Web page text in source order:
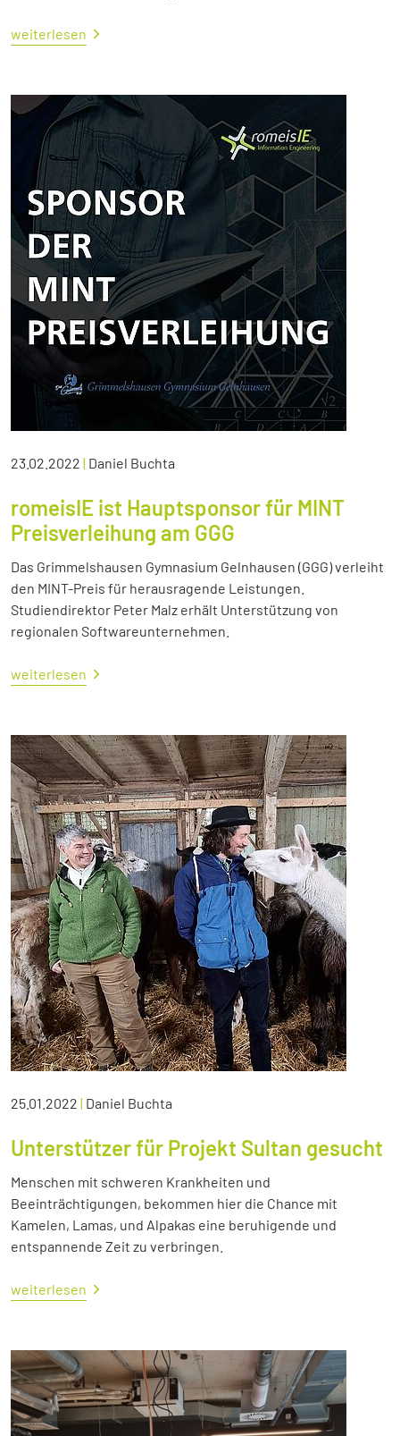
weiterlesen
23.02.2022 | Daniel Buchta
romeisIE ist Hauptsponsor für MINT
Preisverleihung am GGG
Das Grimmelshausen Gymnasium Gelnhausen (GGG) verleiht
den MINT-Preis für herausragende Leistungen.
Studiendirektor Peter Malz erhält Unterstützung von
regionalen Softwareunternehmen.
weiterlesen
25.01.2022 | Daniel Buchta
Unterstützer für Projekt Sultan gesucht
Menschen mit schweren Krankheiten und
Beeinträchtigungen, bekommen hier die Chance mit
Kamelen, Lamas, und Alpakas eine beruhigende und
entspannende Zeit zu verbringen.
weiterlesen